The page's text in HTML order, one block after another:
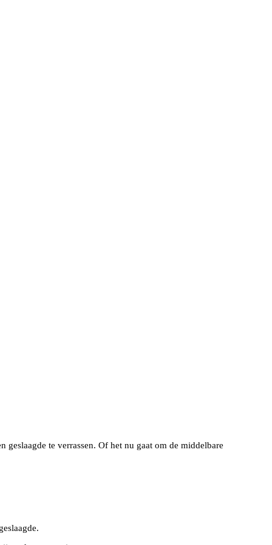
te verrassen. Of het nu gaat om de middelbare